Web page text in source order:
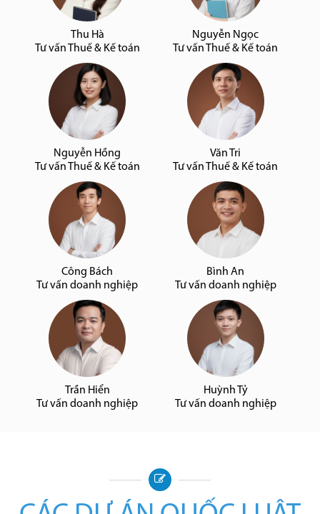
Thu Hà
Tư vấn Thuế & Kế toán
Nguyễn Ngọc
Tư vấn Thuế & Kế toán
Nguyễn Hồng
Tư vấn Thuế & Kế toán
Văn Tri
Tư vấn Thuế & Kế toán
Công Bách
Tư vấn doanh nghiệp
Bình An
Tư vấn doanh nghiệp
Trần Hiển
Tư vấn doanh nghiệp
Huỳnh Tỷ
Tư vấn doanh nghiệp